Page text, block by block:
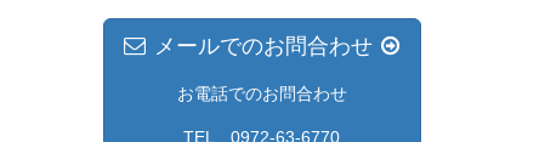
メールでのお問合わせ
お電話でのお問合わせ
TEL 0972-63-6770